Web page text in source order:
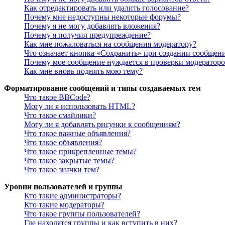
Как отредактировать или удалить голосование?
Почему мне недоступны некоторые форумы?
Почему я не могу добавлять вложения?
Почему я получил предупреждение?
Как мне пожаловаться на сообщения модератору?
Что означает кнопка «Сохранить» при создании
Почему мое сообщение нуждается в проверки
Как мне вновь поднять мою тему?
Форматирование сообщений и типы создаваемых тем
Что такое BBCode?
Могу ли я использовать HTML?
Что такое смайлики?
Могу ли я добавлять рисунки к сообщениям?
Что такое важные объявления?
Что такое объявления?
Что такое прикрепленные темы?
Что такое закрытые темы?
Что такое значки тем?
Уровни пользователей и группы
Кто такие администраторы?
Кто такие модераторы?
Что такое группы пользователей?
Где находятся группы и как вступить в них?